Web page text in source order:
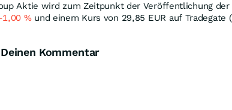
Aktie wird zum Zeitpunkt der Veröffentlichung
1,00 %und einem Kurs von 29,85 EUR auf Tradegate
Kommentar